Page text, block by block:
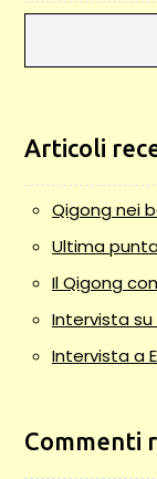
Articoli
Qigong nei
Ultima
Il Qigong
Intervista
Intervista a
Commenti